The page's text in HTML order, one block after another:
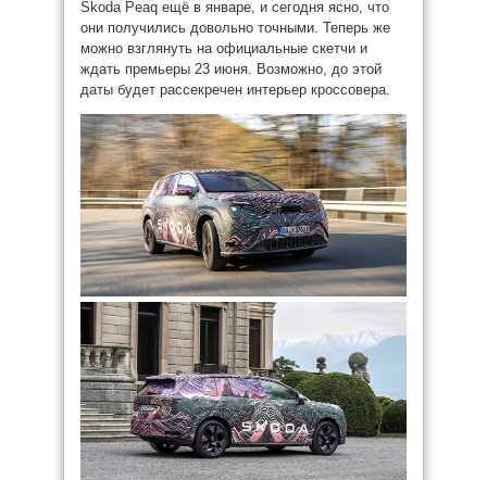
Skoda Peaq ещё в январе, и сегодня ясно, что
они получились довольно точными. Теперь же
можно взглянуть на официальные скетчи и
ждать премьеры 23 июня. Возможно, до этой
даты будет рассекречен интерьер кроссовера.